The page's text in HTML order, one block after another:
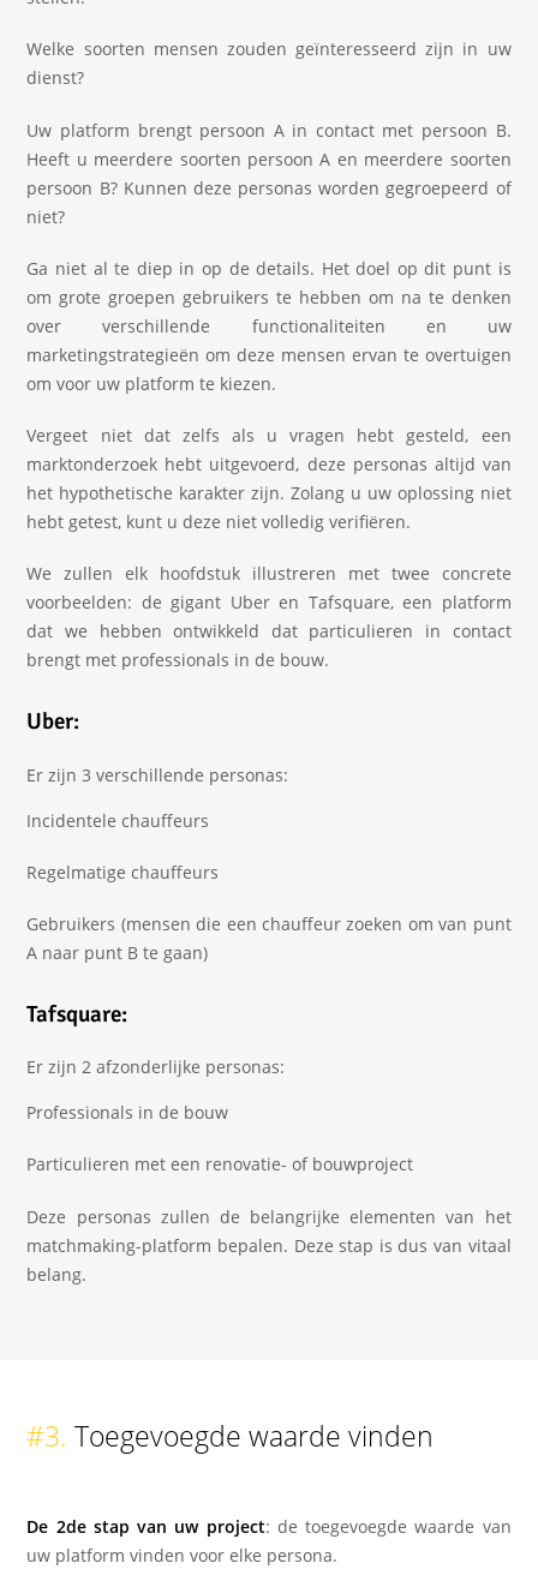
Welke soorten mensen zouden geïnteresseerd zijn in uw
dienst?
Uw platform brengt persoon A in contact met persoon B.
Heeft u meerdere soorten persoon A en meerdere soorten
persoon B? Kunnen deze personas worden gegroepeerd of
niet?
Ga niet al te diep in op de details. Het doel op dit punt is
om grote groepen gebruikers te hebben om na te denken
over verschillende functionaliteiten en uw
marketingstrategieën om deze mensen ervan te overtuigen
om voor uw platform te kiezen.
Vergeet niet dat zelfs als u vragen hebt gesteld, een
marktonderzoek hebt uitgevoerd, deze personas altijd van
het hypothetische karakter zijn. Zolang u uw oplossing niet
hebt getest, kunt u deze niet volledig verifiëren.
We zullen elk hoofdstuk illustreren met twee concrete
voorbeelden: de gigant Uber en Tafsquare, een platform
dat we hebben ontwikkeld dat particulieren in contact
brengt met professionals in de bouw.
Uber:
Er zijn 3 verschillende personas:
Incidentele chauffeurs
Regelmatige chauffeurs
Gebruikers (mensen die een chauffeur zoeken om van punt
A naar punt B te gaan)
Tafsquare:
Er zijn 2 afzonderlijke personas:
Professionals in de bouw
Particulieren met een renovatie- of bouwproject
Deze personas zullen de belangrijke elementen van het
matchmaking-platform bepalen. Deze stap is dus van vitaal
belang.
#3. Toegevoegde waarde vinden
De 2de stap van uw project: de toegevoegde waarde van
uw platform vinden voor elke persona.